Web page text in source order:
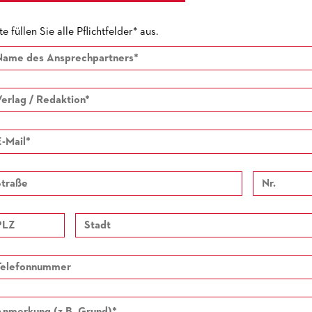
füllen Sie alle Pflichtfelder* aus.